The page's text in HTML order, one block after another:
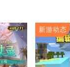
新游动态